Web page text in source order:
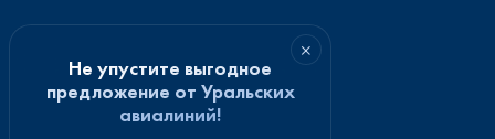
×
Не упустите выгодное
предложение от Уральских
авиалиний!